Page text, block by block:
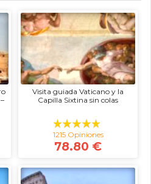
Visita guiada Vaticano y la
Capilla Sixtina sin colas
1215 Opiniones
78.80 €